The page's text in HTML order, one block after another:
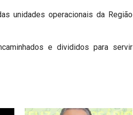
unidades operacionais da Região
e divididos para servir